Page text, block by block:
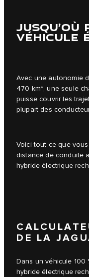
JUSQU’OÙ
VÉHICULE
Avec une autonomie
470 km*, une seule
puisse couvrir les
plupart des
Voici tout ce que
distance de conduite
hybride électrique
DE LA
Dans un véhicule 100
hybride électrique